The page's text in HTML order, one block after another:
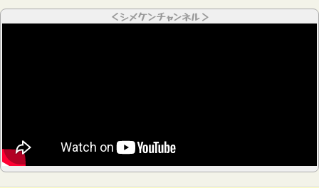
＜シメケンチャンネル＞